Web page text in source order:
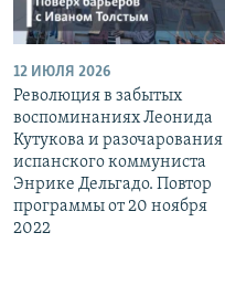
12 ИЮЛЯ 2026
Революция в забытых
воспоминаниях Леонида
Кутукова и разочарования
испанского коммуниста
Энрике Дельгадо. Повтор
программы от 20 ноября
2022